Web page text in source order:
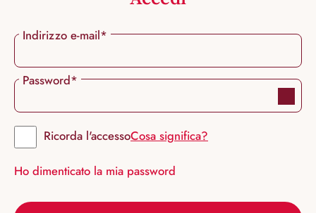
Indirizzo e-mail*
Password*
Ricorda l'accessoCosa significa?
Ho dimenticato la mia password